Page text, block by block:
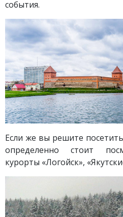
события.
Если же вы решите
определенно стоит
курорты «Логойск»,